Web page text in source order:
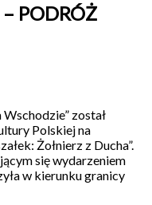
PODRÓŻ
został
Polskiej na
Żołnierz z Ducha”.
się wydarzeniem
w kierunku granicy